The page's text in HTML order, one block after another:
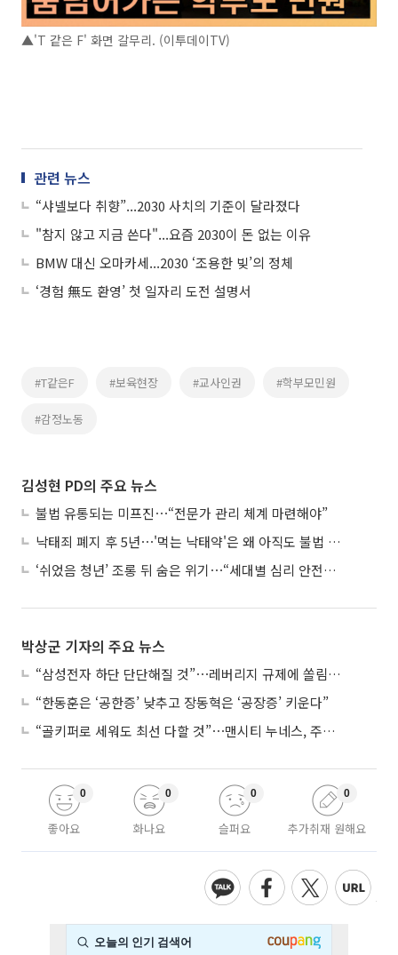
▲'T 같은 F' 화면 갈무리. (이투데이TV)
관련 뉴스
“샤넬보다 취향”...2030 사치의 기준이 달라졌다
"참지 않고 지금 쓴다"...요즘 2030이 돈 없는 이유
BMW 대신 오마카세...2030 ‘조용한 빚’의 정체
‘경험 無도 환영’ 첫 일자리 도전 설명서
#T같은F #보육현장 #교사인권 #학부모민원
#감정노동
김성현 PD의 주요 뉴스
불법 유통되는 미프진⋯“전문가 관리 체계 마련해야”
낙태죄 폐지 후 5년⋯'먹는 낙태약'은 왜 아직도 불법 유통되나
‘쉬었음 청년’ 조롱 뒤 숨은 위기⋯“세대별 심리 안전망 시급”
박상군 기자의 주요 뉴스
“삼성전자 하단 단단해질 것”⋯레버리지 규제에 쏠림 완화
“한동훈은 ‘공한증’ 낮추고 장동혁은 ‘공장증’ 키운다”
“골키퍼로 세워도 최선 다할 것”⋯맨시티 누네스, 주전 경쟁 각오
좋아요
0
화나요
0
슬퍼요
0
추가취재 원해요
0